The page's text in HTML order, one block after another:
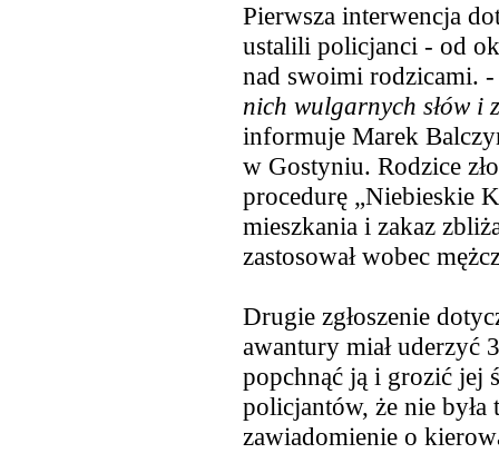
Pierwsza interwencja
ustalili policjanci - od
nad swoimi rodzicami.
nich wulgarnych słów i
informujeMarek
w Gostyniu. Rodzice
procedurę „Niebieskie
mieszkania i zakaz
zastosował wobec
Drugie zgłoszenie
awantury miał uderzyć
popchnąć ją i grozić jej
policjantów, że nie była
zawiadomienie o